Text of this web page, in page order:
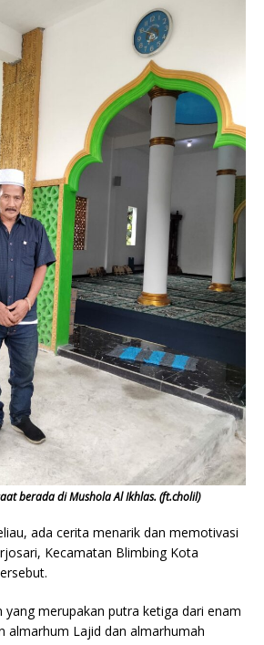
berada di Mushola Al Ikhlas. (ft.cholil)
ada cerita menarik dan memotivasi
Kecamatan Blimbing Kota
yang merupakan putra ketiga dari enam
almarhum Lajid dan almarhumah